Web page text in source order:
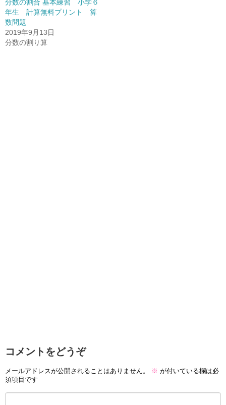
分数の割合 基本練習 小学６
年生 計算無料プリント 算
数問題
2019年9月13日
分数の割り算
コメントをどうぞ
メールアドレスが公開されることはありません。 ※ が付いている欄は必
須項目です